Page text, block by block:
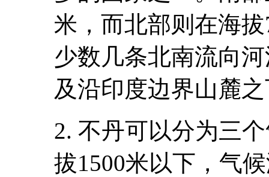
米，而北部则在海
少数几条北南流向
及沿印度边界山麓
2. 不丹可以分为三
拔1500米以下，气